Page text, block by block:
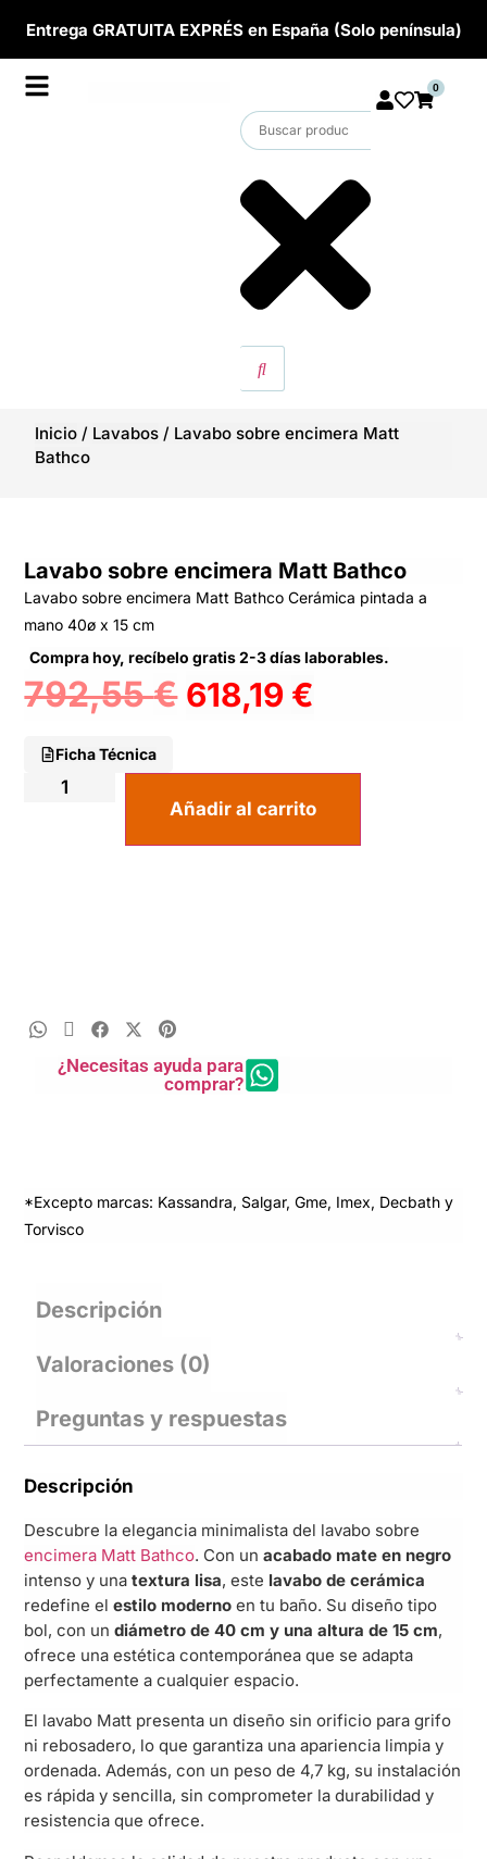
Entrega GRATUITA EXPRÉS en España (Solo península)
0
Inicio / Lavabos / Lavabo sobre encimera Matt
Bathco
Lavabo sobre encimera Matt Bathco
Lavabo sobre encimera Matt Bathco Cerámica pintada a
mano 40ø x 15 cm
Compra hoy, recíbelo gratis 2-3 días laborables.
792,55€ 618,19 €
Ficha Técnica
Añadir al carrito
¿Necesitas ayuda para
comprar?
*Excepto marcas: Kassandra, Salgar, Gme, Imex, Decbath y
Torvisco
Descripción
Valoraciones (0)
Preguntas y respuestas
Descripción
Descubre la elegancia minimalista del lavabo sobre
encimera Matt Bathco. Con unacabado mate en negro
intenso y unatextura lisa, este lavabo de cerámica
redefine el estilo moderno en tu baño. Su diseño tipo
bol, con undiámetro de 40 cm y una altura de 15 cm,
ofrece una estética contemporánea que se adapta
perfectamente a cualquier espacio.
El lavabo Matt presenta un diseño sin orificio para grifo
ni rebosadero, lo que garantiza una apariencia limpia y
ordenada. Además, con un peso de 4,7 kg, su instalación
es rápida y sencilla, sin comprometer la durabilidad y
resistencia que ofrece.